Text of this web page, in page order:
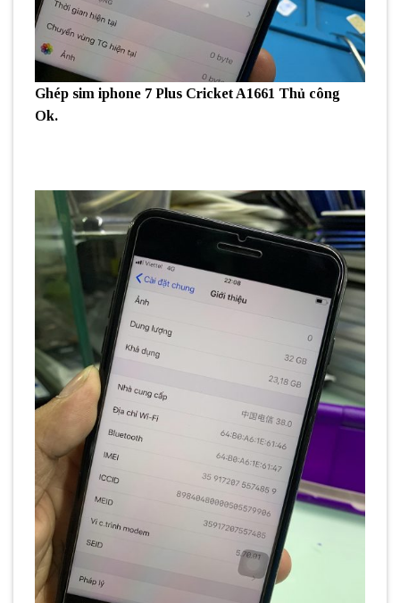
Ghép sim iphone 7 Plus Cricket A1661 Thủ công
Ok.